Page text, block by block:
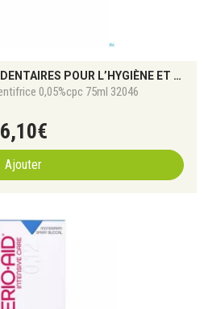
DENTAID : SOINS BUCCO-DENTAIRES POUR L’HYGIÈNE ET GENCIVES
0,05%cpc 75ml 32046
6,10€
Ajouter